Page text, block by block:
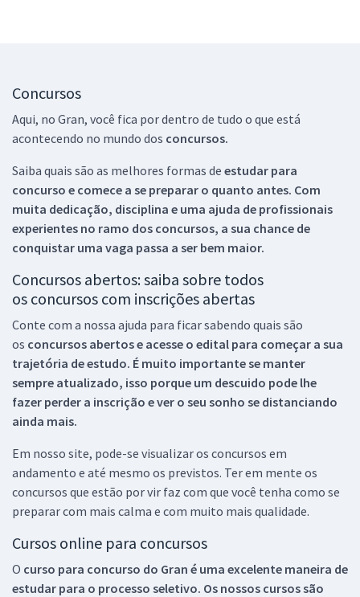
Concursos
Aqui, no Gran, você fica por dentro de tudo o que está
acontecendo no mundo dos concursos.
Saiba quais são as melhores formas de estudar para
concurso e comece a se preparar o quanto antes. Com
muita dedicação, disciplina e uma ajuda de profissionais
experientes no ramo dos concursos, a sua chance de
conquistar uma vaga passa a ser bem maior.
Concursos abertos: saiba sobre todos
os concursos com inscrições abertas
Conte com a nossa ajuda para ficar sabendo quais são
os concursos abertos e acesse o edital para começar a sua
trajetória de estudo. É muito importante se manter
sempre atualizado, isso porque um descuido pode lhe
fazer perder a inscrição e ver o seu sonho se distanciando
ainda mais.
Em nosso site, pode-se visualizar os concursos em
andamento e até mesmo os previstos. Ter em mente os
concursos que estão por vir faz com que você tenha como se
preparar com mais calma e com muito mais qualidade.
Cursos online para concursos
O curso para concurso do Gran é uma excelente maneira de
estudar para o processo seletivo. Os nossos cursos são